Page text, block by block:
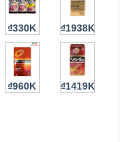
₫330K ₫1938K
₫960K ₫1419K